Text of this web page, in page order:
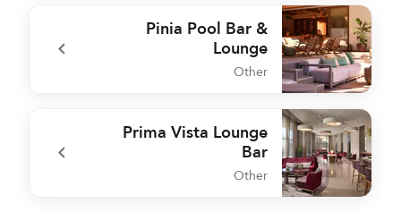
undefined Restaurant Leut
Pinia Pool Bar &
Lounge
Other
undefined Pinia Pool Bar & Lounge
Prima Vista Lounge
Bar
Other